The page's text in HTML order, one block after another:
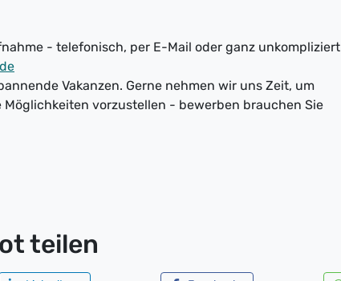
- telefonisch, per E-Mail oder ganz unkompliziert
Vakanzen. Gerne nehmen wir uns Zeit, um
vorzustellen - bewerben brauchen Sie
teilen